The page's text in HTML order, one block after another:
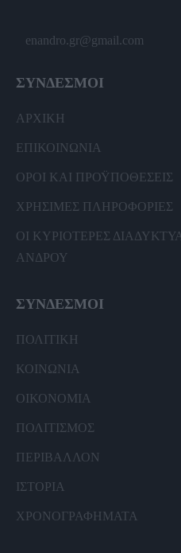
enandro.gr@gmail.com
ΣΥΝΔΕΣΜΟΙ
ΑΡΧΙΚΗ
ΕΠΙΚΟΙΝΩΝΙΑ
ΟΡΟΙ ΚΑΙ ΠΡΟΫΠΟΘΕΣΕΙΣ
ΧΡΗΣΙΜΕΣ ΠΛΗΡΟΦΟΡΙΕΣ
ΟΙ ΚΥΡΙΟΤΕΡΕΣ
ΑΝΔΡΟΥ
ΣΥΝΔΕΣΜΟΙ
ΠΟΛΙΤΙΚΗ
ΚΟΙΝΩΝΙΑ
ΟΙΚΟΝΟΜΙΑ
ΠΟΛΙΤΙΣΜΟΣ
ΠΕΡΙΒΑΛΛΟΝ
ΙΣΤΟΡΙΑ
ΧΡΟΝΟΓΡΑΦΗΜΑΤΑ